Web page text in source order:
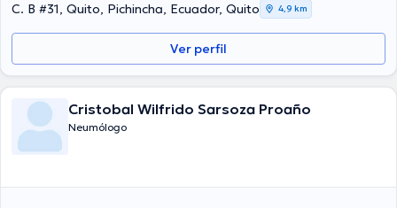
C. B #31, Quito, Pichincha, Ecuador, Quito 4,9 km
Ver perfil
Cristobal Wilfrido Sarsoza Proaño
Neumólogo